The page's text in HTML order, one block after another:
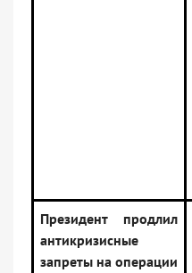
Президент продлил
антикризисные
запреты на операции